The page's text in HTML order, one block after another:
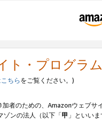
ト・プログラ
ちらをご覧ください。)
者のための、Amazonウェブサ
ゾンの法人（以下「甲 」といい